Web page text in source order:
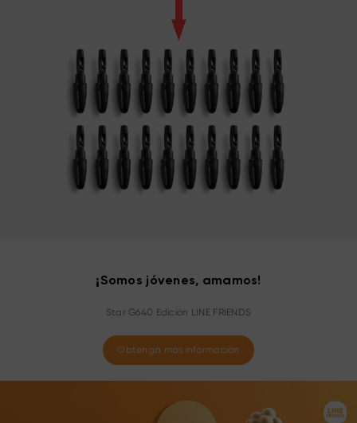
¡Somos jóvenes, amamos!
Star G640 Edición LINE FRIENDS
Obtenga más información